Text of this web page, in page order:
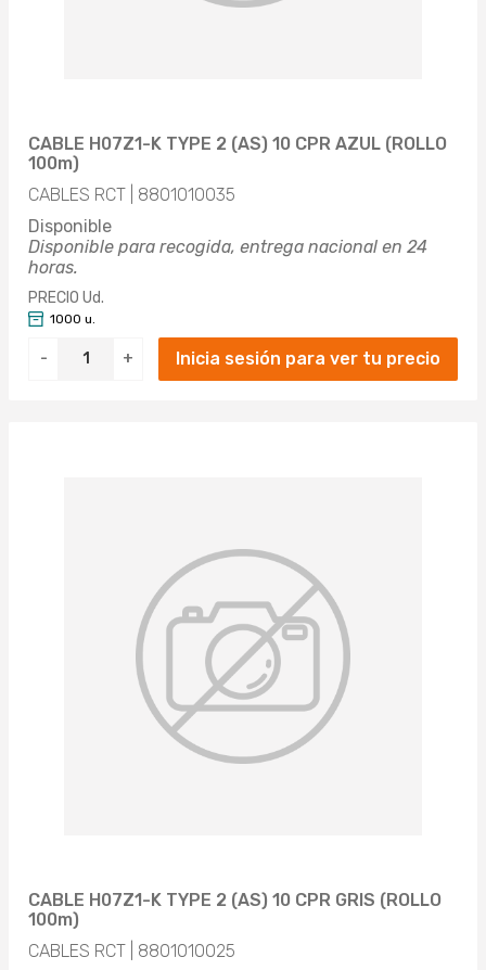
CABLE H07Z1-K TYPE 2 (AS) 10 CPR AZUL (ROLLO
100m)
CABLES RCT | 8801010035
Disponible
Disponible para recogida, entrega nacional en 24
horas.
PRECIO Ud.
- +
1000 u.
Inicia sesión para ver tu precio
CABLE H07Z1-K TYPE 2 (AS) 10 CPR GRIS (ROLLO
100m)
CABLES RCT | 8801010025